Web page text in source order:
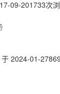
09-201733次
于 2024-01-27